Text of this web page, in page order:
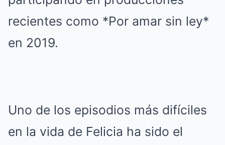
recientes como *Por amar sin ley*
en 2019.
Uno de los episodios más difíciles
en la vida de Felicia ha sido el